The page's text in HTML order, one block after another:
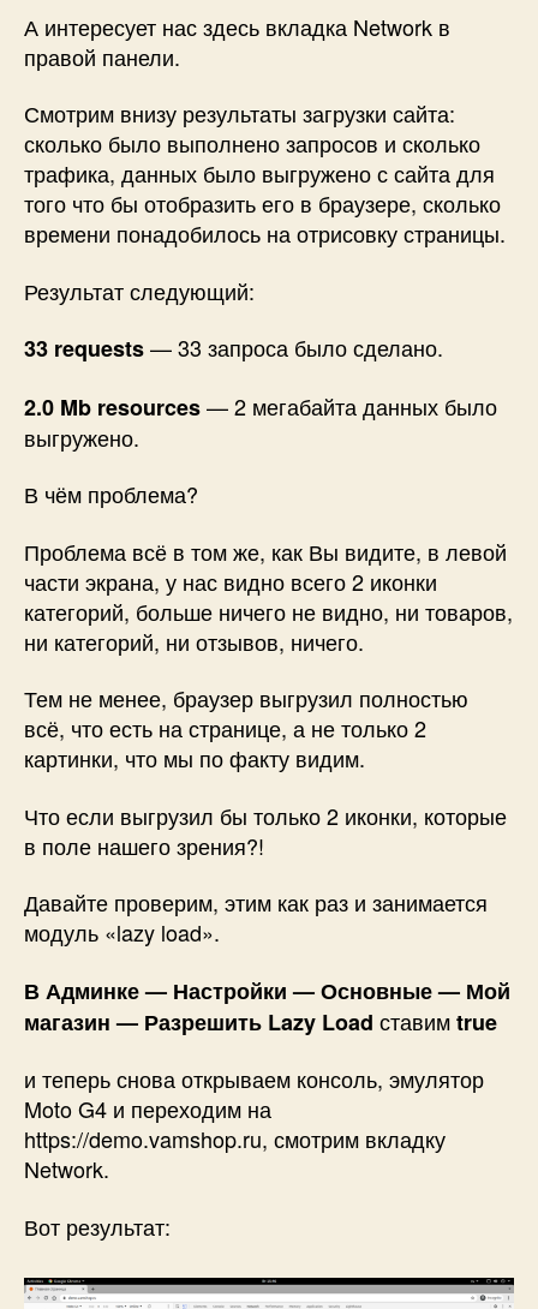
А интересует нас здесь вкладка Network в
правой панели.
Смотрим внизу результаты загрузки сайта:
сколько было выполнено запросов и сколько
трафика, данных было выгружено с сайта для
того что бы отобразить его в браузере, сколько
времени понадобилось на отрисовку страницы.
Результат следующий:
33 requests— 33 запроса было сделано.
2.0 Mb resources— 2 мегабайта данных было
выгружено.
В чём проблема?
Проблема всё в том же, как Вы видите, в левой
части экрана, у нас видно всего 2 иконки
категорий, больше ничего не видно, ни товаров,
ни категорий, ни отзывов, ничего.
Тем не менее, браузер выгрузил полностью
всё, что есть на странице, а не только 2
картинки, что мы по факту видим.
Что если выгрузил бы только 2 иконки, которые
в поле нашего зрения?!
Давайте проверим, этим как раз и занимается
модуль «lazy load».
В Админке — Настройки — Основные — Мой
магазин — Разрешить Lazy Load ставимtrue
и теперь снова открываем консоль, эмулятор
Moto G4 и переходим на
https://demo.vamshop.ru, смотрим вкладку
Network.
Вот результат: